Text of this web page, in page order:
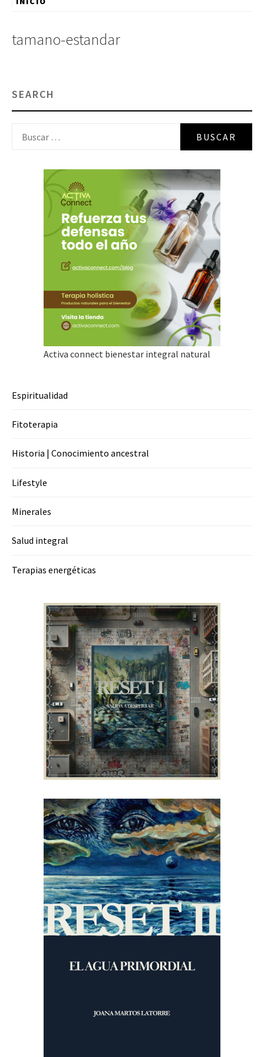
tamano-estandar
SEARCH
Activa connect bienestar integral natural
Espiritualidad
Fitoterapia
Historia | Conocimiento ancestral
Lifestyle
Minerales
Salud integral
Terapias energéticas